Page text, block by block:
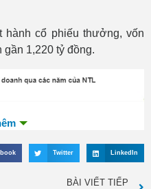
hành cổ phiếu thưởng, vốn
1,220 tỷ đồng.
Twitter LinkedIn
BÀI VIẾT TIẾP